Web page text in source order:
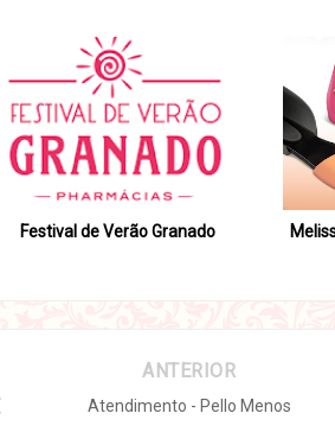
Festival de Verão Granado
ANTERIOR
Atendimento - Pello Menos